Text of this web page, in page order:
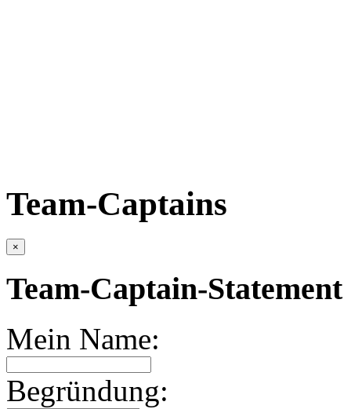
Team-Captains
×
Team-Captain-
Mein Name:
Begründung: